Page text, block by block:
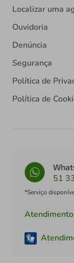
Localizar uma
Ouvidoria
Denúncia
Segurança
Política de
Política de
51
*Serviço